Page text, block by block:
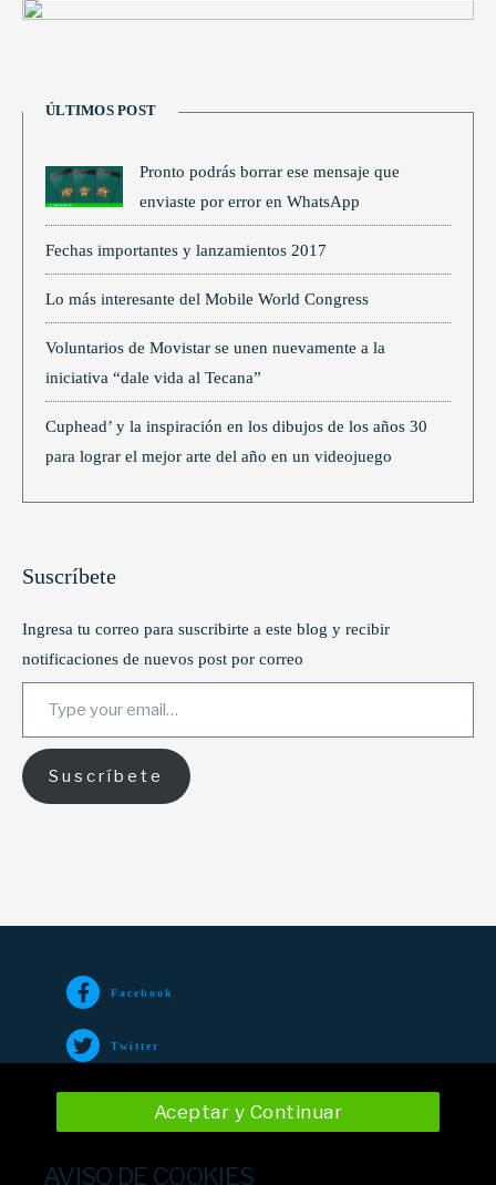
ÚLTIMOS POST
Pronto podrás borrar ese mensaje que
enviaste por error en WhatsApp
Fechas importantes y lanzamientos 2017
Lo más interesante del Mobile World Congress
Voluntarios de Movistar se unen nuevamente a la
iniciativa “dale vida al Tecana”
Cuphead’ y la inspiración en los dibujos de los años 30
para lograr el mejor arte del año en un videojuego
Suscríbete
Ingresa tu correo para suscribirte a este blog y recibir
notificaciones de nuevos post por correo
Type your email…
Suscríbete
Facebook
Twitter
AVISO DE COOKIES
Aceptar y Continuar